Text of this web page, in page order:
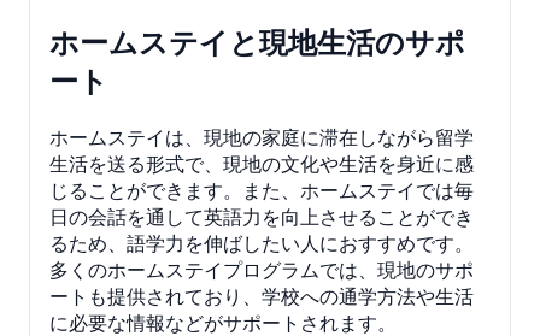
ホームステイと現地生活のサポ
ート
ホームステイは、現地の家庭に滞在しながら留学
生活を送る形式で、現地の文化や生活を身近に感
じることができます。また、ホームステイでは毎
日の会話を通して英語力を向上させることができ
るため、語学力を伸ばしたい人におすすめです。
多くのホームステイプログラムでは、現地のサポ
ートも提供されており、学校への通学方法や生活
に必要な情報などがサポートされます。